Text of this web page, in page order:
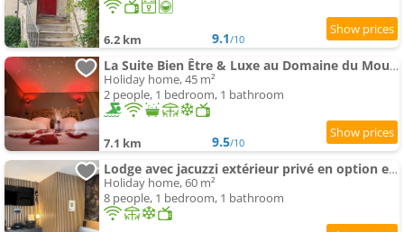
6.2 km 9.1/10
La Suite Bien Être & Luxe au Domaine du Moulin
Holiday home, 45 m²
2 people, 1 bedroom, 1 bathroom
7.1 km 9.5/10
Lodge avec jacuzzi extérieur privé en option et mini-ferme sur place
Holiday home, 60 m²
8 people, 1 bedroom, 1 bathroom